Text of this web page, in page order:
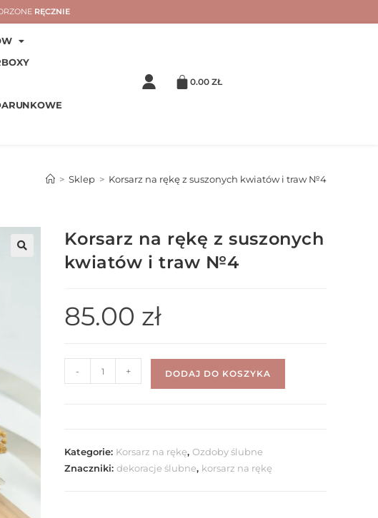
RĘCZNIE
0.00ZŁ
> Sklep > Korsarz na rękę z suszonych kwiatów i traw №4
Korsarz na rękę z suszonych
kwiatów i traw №4
85.00 zł
- + DODAJ DO KOSZYKA
Kategorie: Korsarz na rękę,Ozdoby ślubne
Znaczniki:dekoracje ślubne, korsarz na rękę